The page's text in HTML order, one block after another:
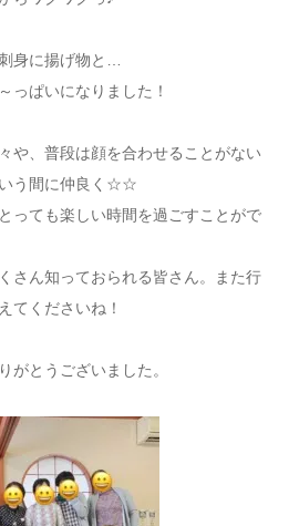
身に揚げ物と…
っぱいになりました！
や、普段は顔を合わせることがない
う間に仲良く☆☆
っても楽しい時間を過ごすことがで
さん知っておられる皆さん。また行
てくださいね！
がとうございました。